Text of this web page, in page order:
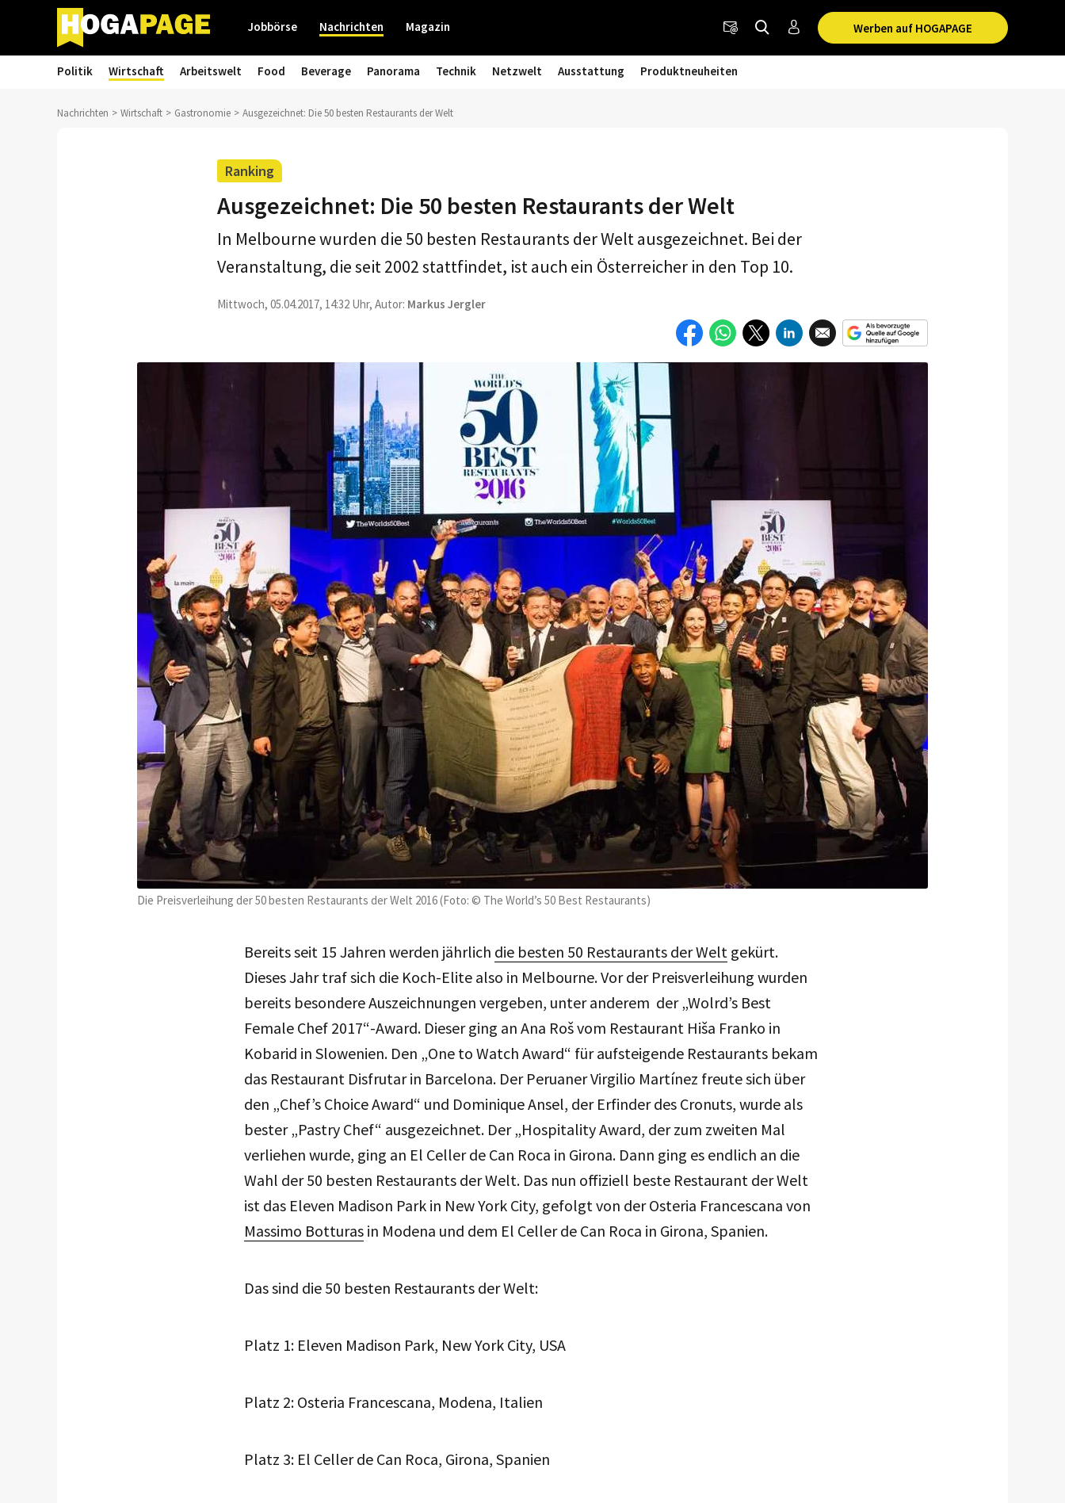
Werben auf HOGAPAGE
Jobbörse Nachrichten Magazin
Politik Wirtschaft Arbeitswelt Food Beverage Panorama Technik Netzwelt Ausstattung Produktneuheiten
Nachrichten Wirtschaft Gastronomie Ausgezeichnet: Die 50 besten Restaurants der Welt
Ranking
Ausgezeichnet: Die 50 besten Restaurants der Welt
Die Preisverleihung der 50 besten Restaurants der Welt 2016 (Foto: © The World’s 50 Best Restaurants)
In Melbourne wurden die 50 besten Restaurants der Welt ausgezeichnet. Bei der
Veranstaltung, die seit 2002 stattfindet, ist auch ein Österreicher in den Top 10.
Mittwoch, 05.04.2017, 14:32 Uhr, Autor: Markus Jergler
Bereits seit 15 Jahren werden jährlich die besten 50 Restaurants der Welt gekürt.
Dieses Jahr traf sich die Koch-Elite also in Melbourne. Vor der Preisverleihung wurden
bereits besondere Auszeichnungen vergeben, unter anderem der „Wolrd’s Best
Female Chef 2017“-Award. Dieser ging an Ana Roš vom Restaurant Hiša Franko in
Kobarid in Slowenien. Den „One to Watch Award“ für aufsteigende Restaurants bekam
das Restaurant Disfrutar in Barcelona. Der Peruaner Virgilio Martínez freute sich über
den „Chef’s Choice Award“ und Dominique Ansel, der Erfinder des Cronuts, wurde als
bester „Pastry Chef“ ausgezeichnet. Der „Hospitality Award, der zum zweiten Mal
verliehen wurde, ging an El Celler de Can Roca in Girona. Dann ging es endlich an die
Wahl der 50 besten Restaurants der Welt. Das nun offiziell beste Restaurant der Welt
ist das Eleven Madison Park in New York City, gefolgt von der Osteria Francescana von
Massimo Botturas in Modena und dem El Celler de Can Roca in Girona, Spanien.
Das sind die 50 besten Restaurants der Welt:
Platz 1: Eleven Madison Park, New York City, USA
Platz 2: Osteria Francescana, Modena, Italien
Platz 3: El Celler de Can Roca, Girona, Spanien